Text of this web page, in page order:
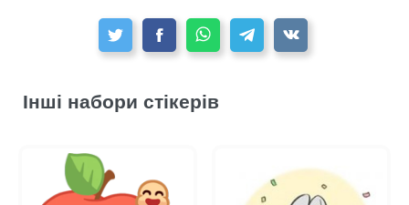
Інші набори стікерів